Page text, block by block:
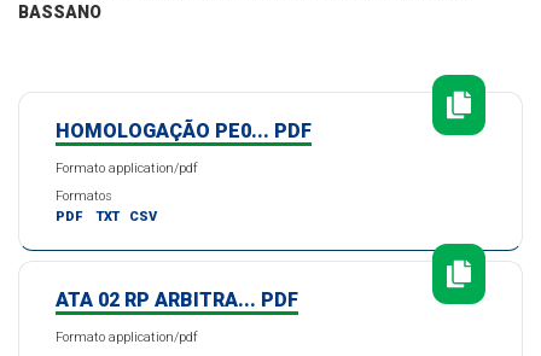
BASSANO
HOMOLOGAÇÃO PE0... PDF
Formato application/pdf
Formatos
PDF
TXT CSV
ATA 02 RP ARBITRA... PDF
Formato application/pdf